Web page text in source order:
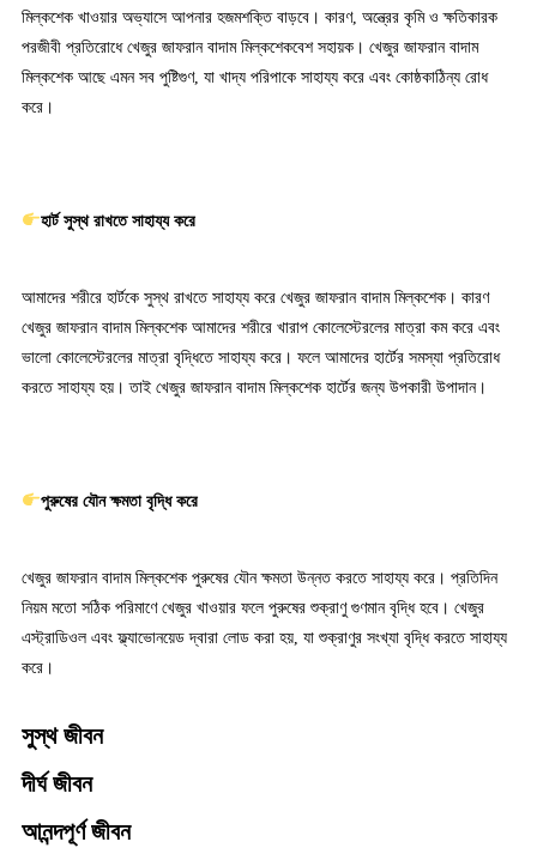
মিল্কশেক খাওয়ার অভ্যাসে আপনার হজমশক্তি বাড়বে। কারণ, অন্ত্রের কৃমি ও ক্ষতিকারক
পরজীবী প্রতিরোধে খেজুর জাফরান বাদাম মিল্কশেকবেশ সহায়ক। খেজুর জাফরান বাদাম
মিল্কশেক আছে এমন সব পুষ্টিগুণ, যা খাদ্য পরিপাকে সাহায্য করে এবং কোষ্ঠকাঠিন্য রোধ
করে।
হার্ট সুস্থ রাখতে সাহায্য করে
আমাদের শরীরে হার্টকে সুস্থ রাখতে সাহায্য করে খেজুর জাফরান বাদাম মিল্কশেক। কারণ
খেজুর জাফরান বাদাম মিল্কশেক আমাদের শরীরে খারাপ কোলেস্টেরলের মাত্রা কম করে এবং
ভালো কোলেস্টেরলের মাত্রা বৃদ্ধিতে সাহায্য করে। ফলে আমাদের হার্টের সমস্যা প্রতিরোধ
করতে সাহায্য হয়। তাই খেজুর জাফরান বাদাম মিল্কশেক হার্টের জন্য উপকারী উপাদান।
পুরুষের যৌন ক্ষমতা বৃদ্ধি করে
খেজুর জাফরান বাদাম মিল্কশেক পুরুষের যৌন ক্ষমতা উন্নত করতে সাহায্য করে। প্রতিদিন
নিয়ম মতো সঠিক পরিমাণে খেজুর খাওয়ার ফলে পুরুষের শুক্রাণু গুণমান বৃদ্ধি হবে। খেজুর
এস্ট্রাডিওল এবং ফ্ল্যাভোনয়েড দ্বারা লোড করা হয়, যা শুক্রাণুর সংখ্যা বৃদ্ধি করতে সাহায্য
করে।
সুস্থ জীবন
দীর্ঘ জীবন
আনন্দপূর্ণ জীবন